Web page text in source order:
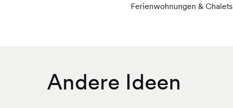
Ferienwohnungen & Chalets
Andere Ideen